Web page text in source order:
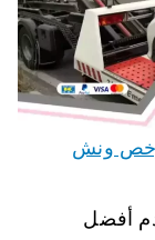
ابو فطيرة 67733663 ارخص ونش
أفضل